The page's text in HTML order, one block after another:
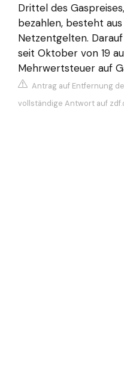
Drittel des
bezahlen, besteht
Netzentgelten.
seit Oktober von 19
Mehrwertsteuer auf
Antrag auf Entfernung
vollständige Antwort auf